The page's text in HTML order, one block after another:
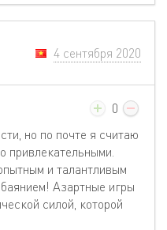
4 сентября 2020
0
но по почте я считаю
привлекательными.
и талантливым
Азартные игры
силой, которой